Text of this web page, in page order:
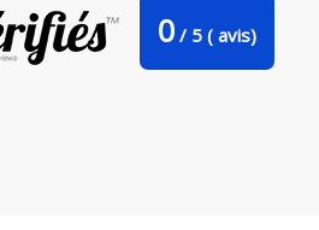
0 / 5 ( avis)